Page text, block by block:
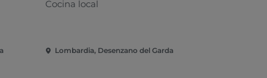
Cocina local
Lombardia, Desenzano del Garda